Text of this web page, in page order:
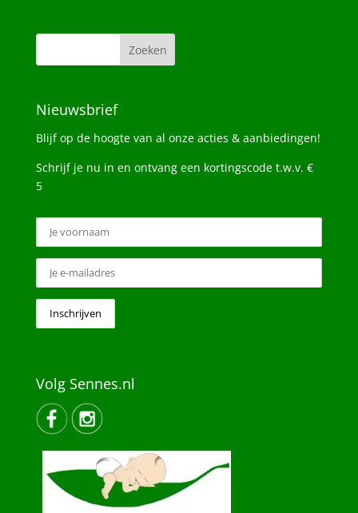
Nieuwsbrief
Blijf op de hoogte van al onze acties & aanbiedingen!
Schrijf je nu in en ontvang een kortingscode t.w.v. €
5
Volg Sennes.nl